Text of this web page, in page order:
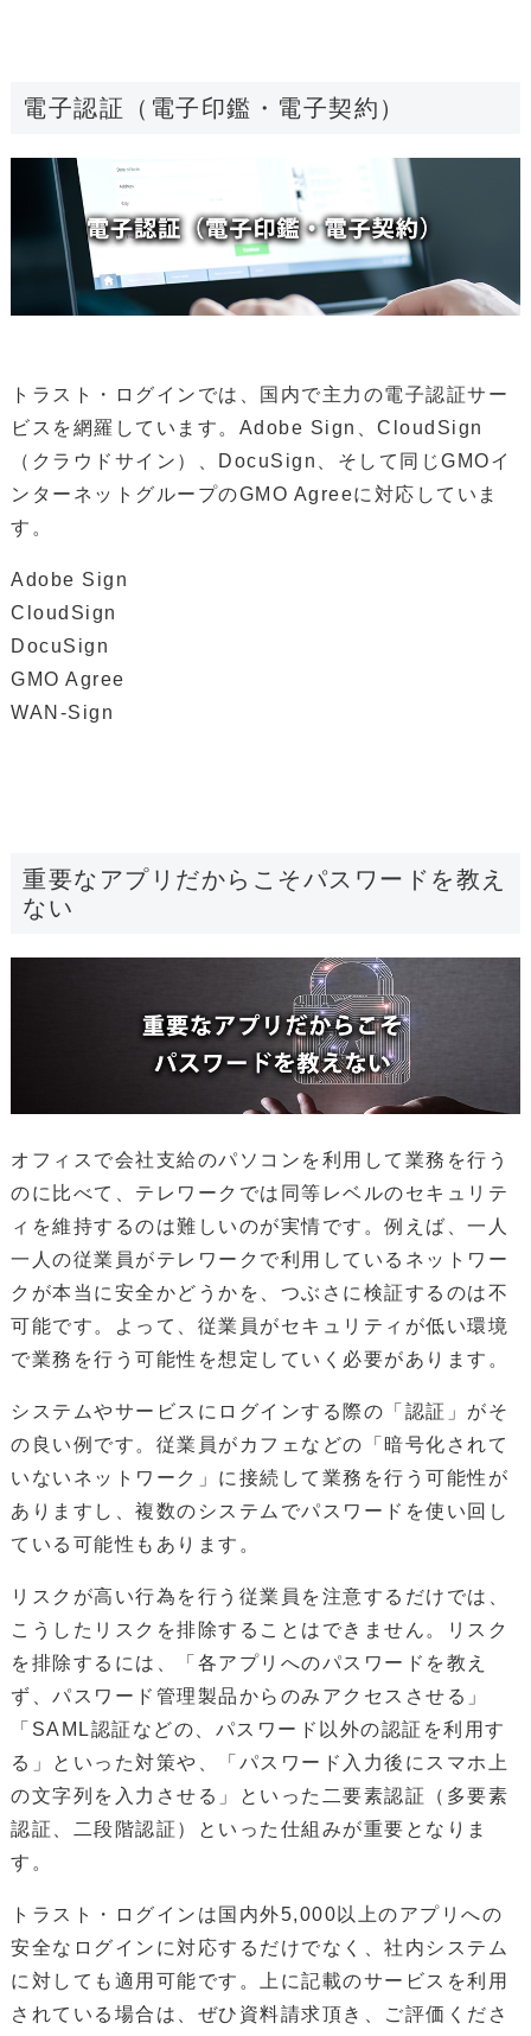
電子認証（電子印鑑・電子契約）
トラスト・ログインでは、国内で主力の電子認証サー
ビスを網羅しています。Adobe Sign、CloudSign
（クラウドサイン）、DocuSign、そして同じGMOイ
ンターネットグループのGMO Agreeに対応していま
す。
Adobe Sign
CloudSign
DocuSign
GMO Agree
WAN-Sign
重要なアプリだからこそパスワードを教え
ない
オフィスで会社支給のパソコンを利用して業務を行う
のに比べて、テレワークでは同等レベルのセキュリテ
ィを維持するのは難しいのが実情です。例えば、一人
一人の従業員がテレワークで利用しているネットワー
クが本当に安全かどうかを、つぶさに検証するのは不
可能です。よって、従業員がセキュリティが低い環境
で業務を行う可能性を想定していく必要があります。
システムやサービスにログインする際の「認証」がそ
の良い例です。従業員がカフェなどの「暗号化されて
いないネットワーク」に接続して業務を行う可能性が
ありますし、複数のシステムでパスワードを使い回し
ている可能性もあります。
リスクが高い行為を行う従業員を注意するだけでは、
こうしたリスクを排除することはできません。リスク
を排除するには、「各アプリへのパスワードを教え
ず、パスワード管理製品からのみアクセスさせる」
「SAML認証などの、パスワード以外の認証を利用す
る」といった対策や、「パスワード入力後にスマホ上
の文字列を入力させる」といった二要素認証（多要素
認証、二段階認証）といった仕組みが重要となりま
す。
トラスト・ログインは国内外5,000以上のアプリへの
安全なログインに対応するだけでなく、社内システム
に対しても適用可能です。上に記載のサービスを利用
されている場合は、ぜひ資料請求頂き、ご評価くださ